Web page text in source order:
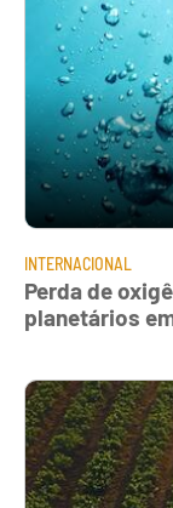
INTERNACIONAL
Perda de
planetários